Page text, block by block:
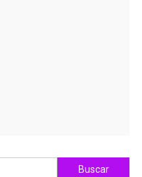
Buscar: